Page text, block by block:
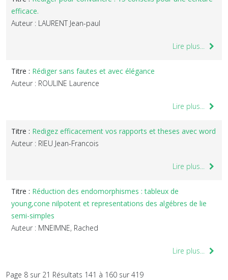
efficace.
Auteur : LAURENT Jean-paul
Lire plus...
Titre : Rédiger sans fautes et avec élégance
Auteur : ROULINE Laurence
Lire plus...
Titre : Redigez efficacement vos rapports et theses avec word
Auteur : RIEU Jean-Francois
Lire plus...
Titre : Réduction des endomorphismes : tableux de
young,cone nilpotent et representations des algébres de lie
semi-simples
Auteur : MNEIMNE, Rached
Lire plus...
Page 8 sur 21 Résultats 141 à 160 sur 419